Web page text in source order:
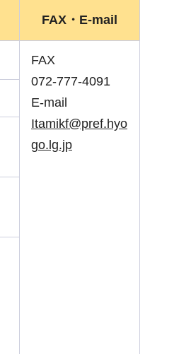
FAX・E-mail
FAX
072-777-4091
E-mail
Itamikf@pref.hyo
go.lg.jp